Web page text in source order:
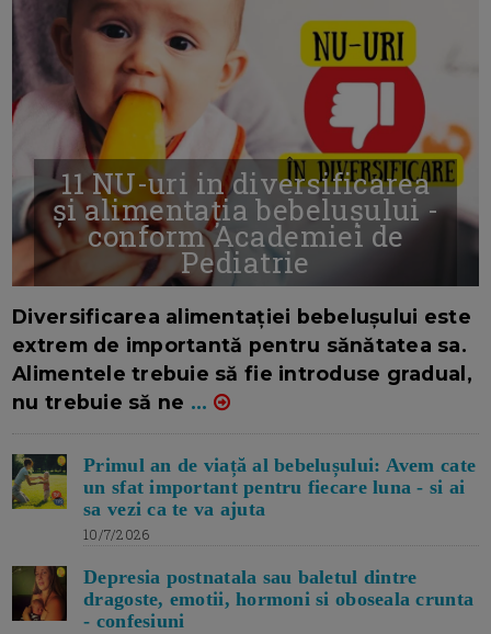
11 NU-uri in diversificarea
și alimentația bebelușului -
conform Academiei de
Pediatrie
Diversificarea alimentației bebelușului este
extrem de importantă pentru sănătatea sa.
Alimentele trebuie să fie introduse gradual,
nu trebuie să ne ...
Primul an de viață al bebelușului: Avem cate
un sfat important pentru fiecare luna - si ai
sa vezi ca te va ajuta
10/7/2026
Depresia postnatala sau baletul dintre
dragoste, emotii, hormoni si oboseala crunta
- confesiuni